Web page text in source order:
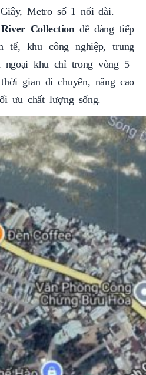
Metro số 1 nối dài.
Collectiondễ dàng tiếp
tế, khu công nghiệp, trung
khu chỉ trong vòng 5–
gian di chuyển, nâng cao
ưu chất lượng sống.